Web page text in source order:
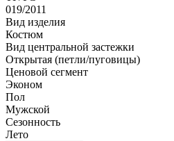
019/2011
Вид изделия
Костюм
Вид центральной застежки
Открытая (петли/пуговицы)
Ценовой сегмент
Эконом
Пол
Мужской
Сезонность
Лето